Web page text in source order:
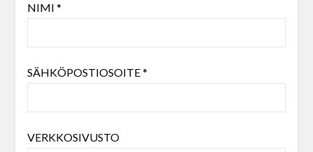
NIMI *
SÄHKÖPOSTIOSOITE*
VERKKOSIVUSTO